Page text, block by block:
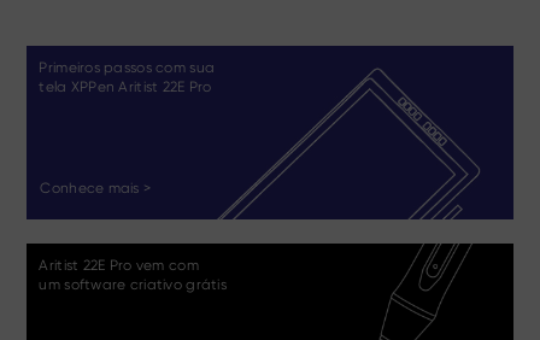
Primeiros passos com sua
tela XPPen Aritist 22E Pro
Conhece mais >
Aritist 22E Pro vem com
um software criativo grátis